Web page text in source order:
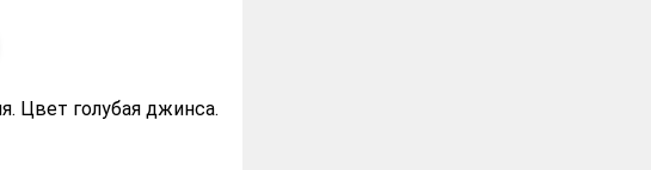
Цвет голубая джинса.